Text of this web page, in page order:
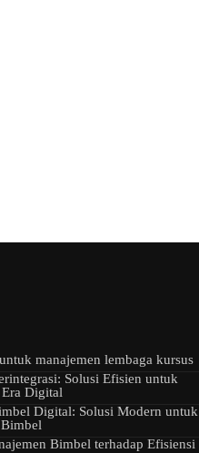
manajemen lembaga kursus
Solusi Efisien untuk
Digital
Digital: Solusi Modern untuk
Bimbel terhadap Efisiensi